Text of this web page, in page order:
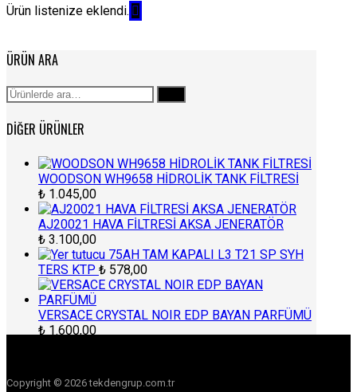
Ürün listenize eklendi.
ÜRÜN ARA
Ara:
DIĞER ÜRÜNLER
WOODSON WH9658 HİDROLİK TANK FİLTRESİ
₺ 1.045,00
AJ20021 HAVA FİLTRESİ AKSA JENERATÖR
₺ 3.100,00
75AH TAM KAPALI L3 T21 SP SYH
TERS KTP ₺ 578,00
VERSACE CRYSTAL NOIR EDP BAYAN PARFÜMÜ
₺ 1.600,00
Copyright © 2026 tekdengrup.com.tr